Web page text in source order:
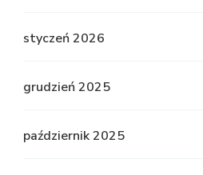
styczeń 2026
grudzień 2025
październik 2025